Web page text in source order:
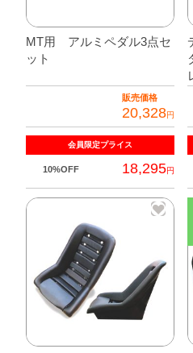
MT用 アルミペダル3点セ
ット
販売価格
20,328円
会員限定プライス
10%OFF 18,295円